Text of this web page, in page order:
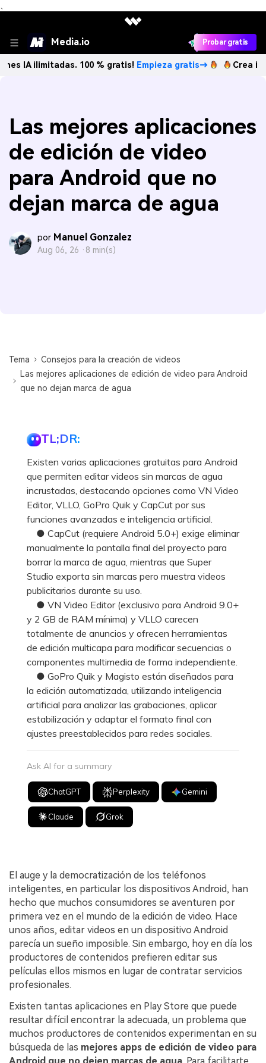
、
Media.io Probar gratis
100 % gratis!Empieza gratis→ Crea imágenes
Las mejores aplicaciones
de edición de video
para Android que no
dejan marca de agua
por Manuel Gonzalez
Aug 06, 26 · 8 min(s)
Tema
Consejos para la creación de videos
Las mejores aplicaciones de edición de video para Android
que no dejan marca de agua
TL;DR:
Existen varias aplicaciones gratuitas para Android
que permiten editar videos sin marcas de agua
incrustadas, destacando opciones como VN Video
Editor, VLLO, GoPro Quik y CapCut por sus
funciones avanzadas e inteligencia artificial.
● CapCut (requiere Android 5.0+) exige eliminar
manualmente la pantalla final del proyecto para
borrar la marca de agua, mientras que Super
Studio exporta sin marcas pero muestra videos
publicitarios durante su uso.
● VN Video Editor (exclusivo para Android 9.0+
y 2 GB de RAM mínima) y VLLO carecen
totalmente de anuncios y ofrecen herramientas
de edición multicapa para modificar secuencias o
componentes multimedia de forma independiente.
● GoPro Quik y Magisto están diseñados para
la edición automatizada, utilizando inteligencia
artificial para analizar las grabaciones, aplicar
estabilización y adaptar el formato final con
ajustes preestablecidos para redes sociales.
Ask AI for a summary
ChatGPT Perplexity Gemini
Claude Grok
El auge y la democratización de los teléfonos
inteligentes, en particular los dispositivos Android, han
hecho que muchos consumidores se aventuren por
primera vez en el mundo de la edición de video. Hace
unos años, editar videos en un dispositivo Android
parecía un sueño imposible. Sin embargo, hoy en día los
productores de contenidos prefieren editar sus
películas ellos mismos en lugar de contratar servicios
profesionales.
Existen tantas aplicaciones en Play Store que puede
resultar difícil encontrar la adecuada, un problema que
muchos productores de contenidos experimentan en su
búsqueda de las mejores apps de edición de video para
Android que no dejen marcas de agua. Para facilitarte